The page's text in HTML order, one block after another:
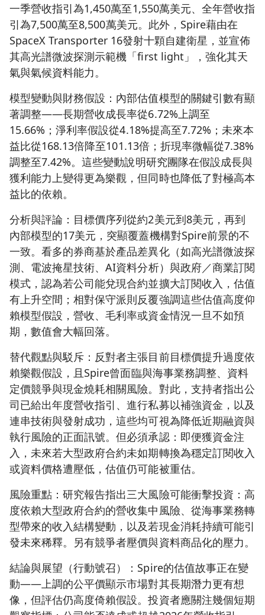
一季營收指引為1,450萬至1,550萬美元、全年營收指
引為7,500萬至8,500萬美元。此外，Spire藉由在
SpaceX Transporter 16發射十顆自建衛星，並宣佈
其高光譜微波探測示範機「first light」，強化其天
氣與氣候資料能力。
模型變動與財務假設：內部估值模型的關鍵引數有顯
著調整——長期營收成長率從6.72%上調至
15.66%；淨利率假設從4.18%提高至7.72%；未來本
益比從168.13倍降至101.13倍；折現率微幅從7.38%
調整至7.42%。這些變動說明研究團隊在假設成長與
獲利能力上變得更為樂觀，但同時也降低了對極高本
益比的依賴。
分析與評論：目標價序列從約2美元到8美元，再到
內部模型的17美元，突顯覆蓋機構對Spire前景的不
一致。看多的券商基於產品差異化（如高光譜微波探
測、電波掩星技術、AI資料分析）與政府／商業訂閱
模式，認為若公司能兌現合約並擴大訂閱收入，估值
有上升空間；相對保守派則反覆強調這些估值高度仰
賴模型假設，營收、毛利率或資金情況一旦不如預
期，數值會大幅回落。
替代觀點與駁斥：反對者主張目前目標價提升過度依
賴樂觀假設，且Spire曾面臨與海事業務調整、資料
定價競爭與現金燒耗相關風險。對此，支持者指出公
司已給出年度營收指引、進行私募以補強資金，以及
連串技術與發射成功，這些均可視為降低近期融資與
執行風險的正面訊號。但必須承認：即便獲資金注
入，未來若大型政府合約未如期轉換為穩定訂閱收入
或資料價格遭壓低，估值仍可能被重估。
風險重點：研究報告指出三大風險可能衝擊投資：高
度依賴大型政府合約的營收集中風險、從海事業務轉
型帶來的收入結構變動，以及若現金消耗持續可能引
發未來稀釋。另有競爭者壓價與資料商品化的壓力。
結論與展望（行動號召）：Spire的估值故事正在變
動——上調的公平價顯示市場對其長期潛力更有想
像，但評估仍高度倚賴假設。投資者應關注幾個短期